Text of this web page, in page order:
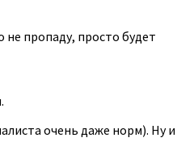
не пропаду, просто будет
очень даже норм). Ну и